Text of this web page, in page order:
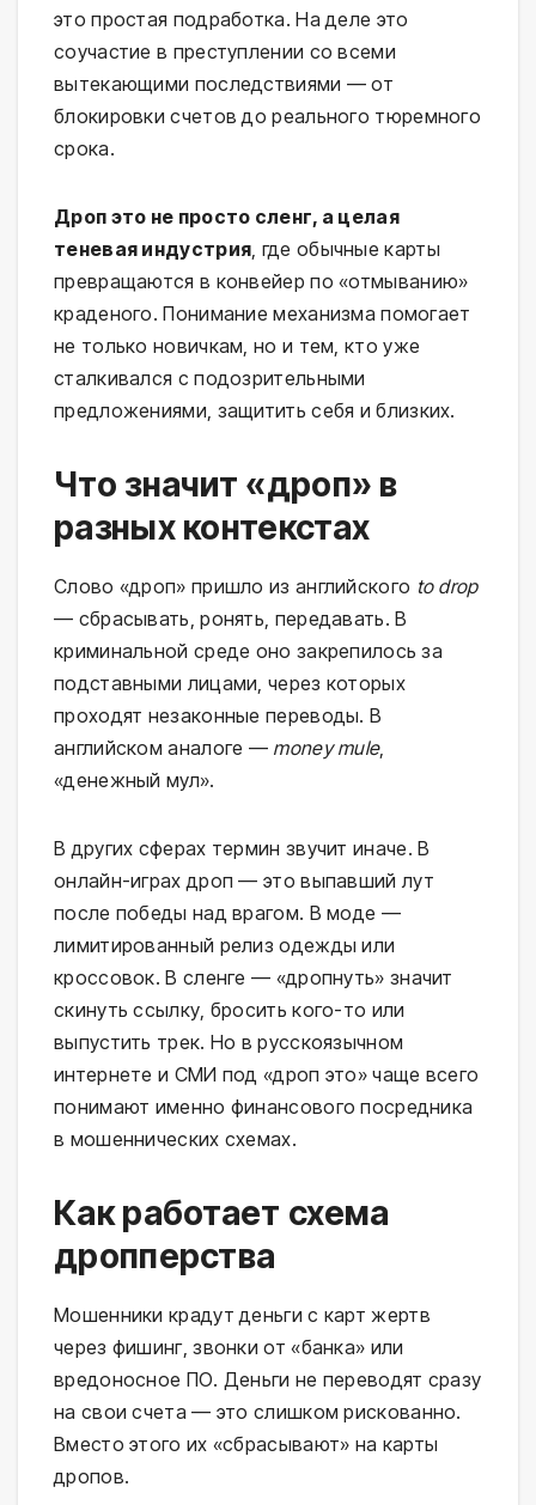
это простая подработка. На деле это
соучастие в преступлении со всеми
вытекающими последствиями — от
блокировки счетов до реального тюремного
срока.
Дроп это не просто сленг, а целая
теневая индустрия , где обычные карты
превращаются в конвейер по «отмыванию»
краденого. Понимание механизма помогает
не только новичкам, но и тем, кто уже
сталкивался с подозрительными
предложениями, защитить себя и близких.
Что значит «дроп» в
разных контекстах
Слово «дроп» пришло из английского to drop
— сбрасывать, ронять, передавать. В
криминальной среде оно закрепилось за
подставными лицами, через которых
проходят незаконные переводы. В
английском аналоге — money mule,
«денежный мул».
В других сферах термин звучит иначе. В
онлайн-играх дроп — это выпавший лут
после победы над врагом. В моде —
лимитированный релиз одежды или
кроссовок. В сленге — «дропнуть» значит
скинуть ссылку, бросить кого-то или
выпустить трек. Но в русскоязычном
интернете и СМИ под «дроп это» чаще всего
понимают именно финансового посредника
в мошеннических схемах.
Как работает схема
дропперства
Мошенники крадут деньги с карт жертв
через фишинг, звонки от «банка» или
вредоносное ПО. Деньги не переводят сразу
на свои счета — это слишком рискованно.
Вместо этого их «сбрасывают» на карты
дропов.